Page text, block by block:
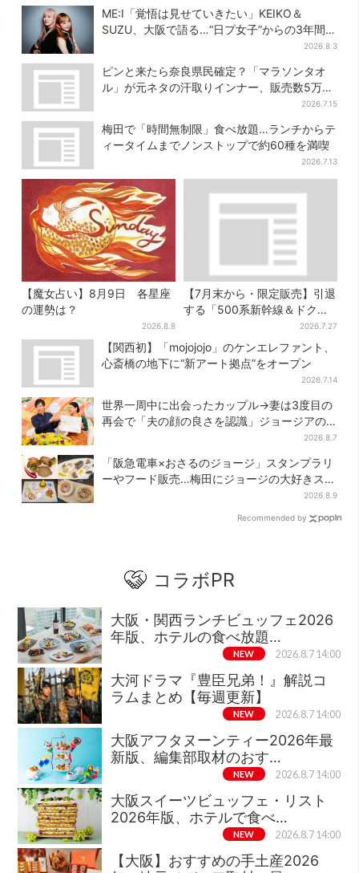
ズ3品＆商品券付きで3900円
そう」と話題に
ME:I「覚悟は見せていきたい」KEIKO＆
SUZU、大阪で語る…“日プ女子”からの3年間
2026.8.3
ピンと来たら奈良県民確定？「マラソンタオ
ル」が元ネタの汗取りインナー、販売数5万枚
2026.7.15
梅田で「時間無制限」食べ放題…ランチからテ
ィータイムまでノンストップで約60種を満喫
2026.7.13
【魔女占い】8月9日 各星座
の運勢は？
2026.8.8
【7月末から・限定販売】引退
する「500系新幹線＆ドクタ
ーイエロー」×人気ドーナツ店
がコラボ、手土産の切り札に
も
2026.7.27
【関西初】「mojojojo」のケンエレファント、
心斎橋の地下に“新アート拠点”をオープン
2026.7.14
世界一周中に出会ったカップル→妻は3度目の
再会で「夫の顔の良さを認識」ジョージアの
2026.8.7
「阪急電車×おさるのジョージ」スタンプラリ
ーやフード販売…梅田にジョージの大好きスイ
2026.8.9
Recommended by
コラボPR
大阪・関西ランチビュッフェ2026
年版、ホテルの食べ放題…
NEW 2026.8.7 14:00
大河ドラマ『豊臣兄弟！』解説コ
ラムまとめ【毎週更新】
NEW 2026.8.7 14:00
大阪アフタヌーンティー2026年最
新版、編集部取材のおす…
NEW 2026.8.7 14:00
大阪スイーツビュッフェ・リスト
2026年版、ホテルで食べ…
NEW 2026.8.7 14:00
【大阪】おすすめの手土産2026